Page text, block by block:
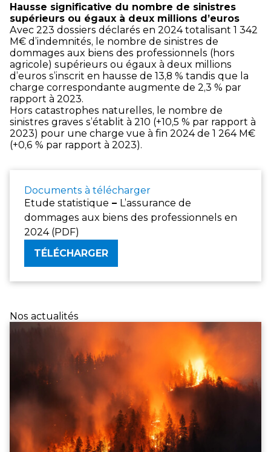
Hausse significative du nombre de sinistres
supérieurs ou égaux à deux millions d’euros
Avec 223 dossiers déclarés en 2024 totalisant 1 342
M€ d’indemnités, le nombre de sinistres de
dommages aux biens des professionnels (hors
agricole) supérieurs ou égaux à deux millions
d’euros s’inscrit en hausse de 13,8 % tandis que la
charge correspondante augmente de 2,3 % par
rapport à 2023.
Hors catastrophes naturelles, le nombre de
sinistres graves s’établit à 210 (+10,5 % par rapport à
2023) pour une charge vue à fin 2024 de 1 264 M€
(+0,6 % par rapport à 2023).
Documents à télécharger
Etude statistique – L’assurance de
dommages aux biens des professionnels en
2024 (PDF)
TÉLÉCHARGER
Nos actualités